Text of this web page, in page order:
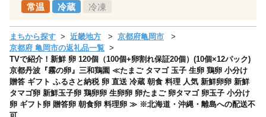
常温 冷蔵 冷凍
まちから探す 近畿地方
京都府亀岡市
京都府 亀岡市の返礼品一覧
TVで紹介！新鮮 卵 120個（100個+卵割れ保証20個）(10個×12パック)
京都丹波『霧の卵』三和鶏園 ≪たまご タマゴ 玉子 生卵 鶏卵 小分け
贈答 ギフト ふるさと納税 卵 直送 冷蔵 朝食 料理 人気 新鮮卵卵 新鮮
タマゴ卵 新鮮玉子卵 鶏卵卵 生卵卵 卵たまご 卵タマゴ 卵玉子 小分け
卵 ギフト卵 贈答卵 朝食卵 料理卵 ≫ ※北海道・沖縄・離島への配送不